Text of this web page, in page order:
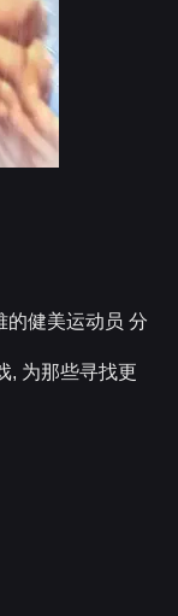
的健美运动员 分
, 为那些寻找更